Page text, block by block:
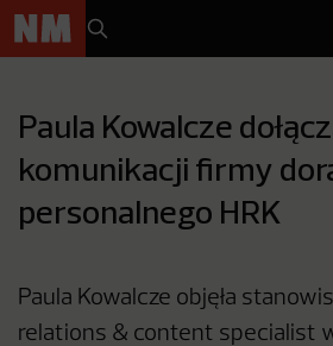
Paula Kowalcze
komunikacji firmy
personalnego HRK
Paula Kowalcze objęła
relations & content specialist w